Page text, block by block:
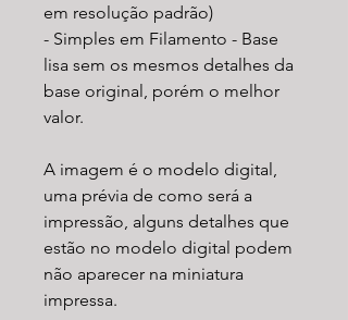
em resolução padrão)
- Simples em Filamento - Base
lisa sem os mesmos detalhes da
base original, porém o melhor
valor.
A imagem é o modelo digital,
uma prévia de como será a
impressão, alguns detalhes que
estão no modelo digital podem
não aparecer na miniatura
impressa.